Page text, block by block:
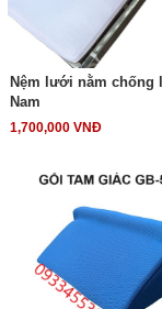
Nệm lưới nằm chống
Nam
1,700,000 VNĐ